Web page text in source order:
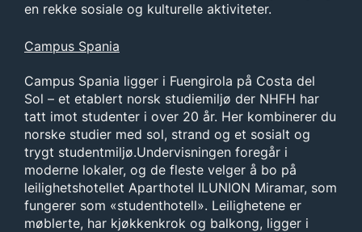
en rekke sosiale og kulturelle aktiviteter.
Campus Spania
Campus Spania ligger i Fuengirola på Costa del
Sol – et etablert norsk studiemiljø der NHFH har
tatt imot studenter i over 20 år. Her kombinerer du
norske studier med sol, strand og et sosialt og
trygt studentmiljø.Undervisningen foregår i
moderne lokaler, og de fleste velger å bo på
leilighetshotellet Aparthotel ILUNION Miramar, som
fungerer som «studenthotell». Leilighetene er
møblerte, har kjøkkenkrok og balkong, ligger i